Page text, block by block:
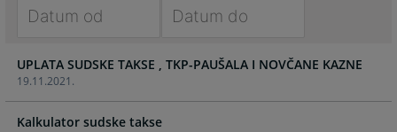
forward
to
interact
with
forward
interact
with
19.11.2021.
UPLATA SUDSKE TAKSE , TKP-PAUŠALA I NOVČANE KAZNE
Kalkulator sudske takse